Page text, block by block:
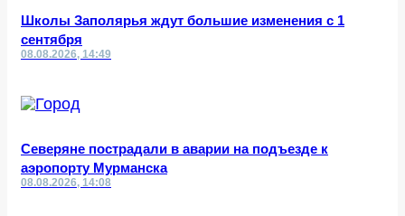
Школы Заполярья ждут большие изменения с 1
сентября
08.08.2026, 14:49
Северяне пострадали в аварии на подъезде к
аэропорту Мурманска
08.08.2026, 14:08